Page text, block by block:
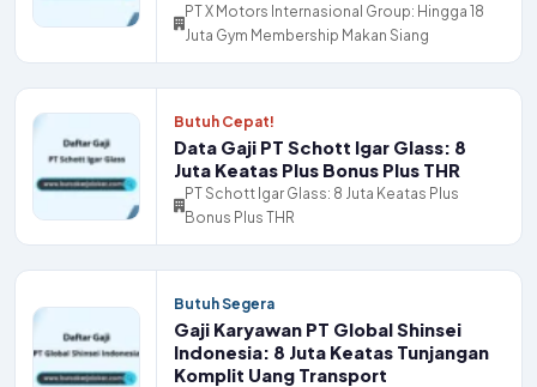
PT X Motors Internasional Group: Hingga 18
Juta Gym Membership Makan Siang
Butuh Cepat!
Data Gaji PT Schott Igar Glass: 8
Juta Keatas Plus Bonus Plus THR
PT Schott Igar Glass: 8 Juta Keatas Plus
Bonus Plus THR
Butuh Segera
Gaji Karyawan PT Global Shinsei
Indonesia: 8 Juta Keatas Tunjangan
Komplit Uang Transport